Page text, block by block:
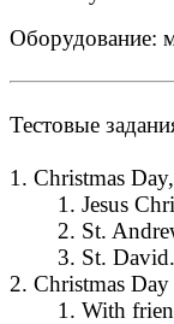
Оборудование:
Тестовые
1. Christmas
1. Jesus
2. St.
3. St. David.
2. Christmas Day
1. With